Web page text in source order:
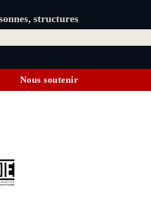
structures
Nous soutenir